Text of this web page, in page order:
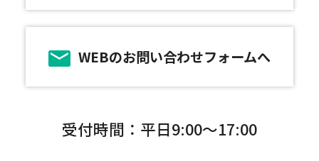
WEBのお問い合わせフォームへ
受付時間：平日9:00～17:00